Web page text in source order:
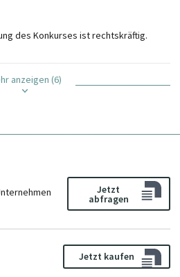
des Konkurses ist rechtskräftig.
anzeigen (6)
Jetzt
abfragen
Jetzt kaufen